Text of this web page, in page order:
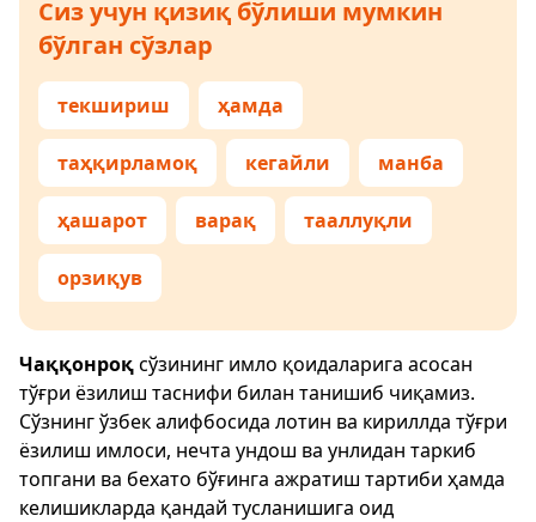
Сиз учун қизиқ бўлиши мумкин
бўлган сўзлар
текшириш ҳамда
таҳқирламоқ кегайли манба
ҳашарот варақ тааллуқли
орзиқув
Чаққонроқсўзининг имло қоидаларига асосан
тўғри ёзилиш таснифи билан танишиб чиқамиз.
Сўзнинг ўзбек алифбосида лотин ва кириллда тўғри
ёзилиш имлоси, нечта ундош ва унлидан таркиб
топгани ва бехато бўғинга ажратиш тартиби ҳамда
келишикларда қандай тусланишига оид